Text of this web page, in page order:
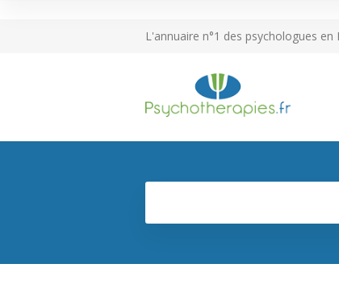
L'annuaire n°1 des psychologues en